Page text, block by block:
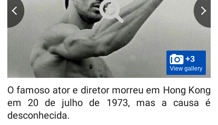
+3
View gallery
O famoso ator e diretor morreu em Hong Kong
em 20 de julho de 1973, mas a causa é
desconhecida.